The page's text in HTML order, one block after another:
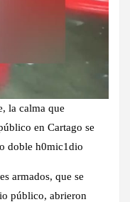
la calma que
en Cartago se
doble h0mic1dio
armados, que se
público, abrieron